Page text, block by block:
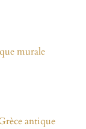
murale
antique